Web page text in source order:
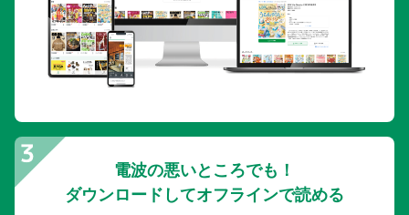
電波の悪いところでも！
ダウンロードしてオフラインで読める